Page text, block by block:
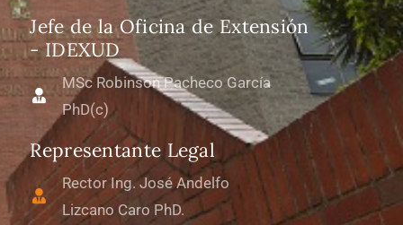
Jefe de la Oficina de Extensión
- IDEXUD
MSc Robinson Pacheco García
PhD(c)
Representante Legal
Rector Ing. José Andelfo
Lizcano Caro PhD.